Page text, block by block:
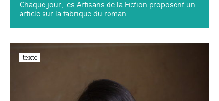
Chaque jour, les Artisans de la Fiction proposent un
article sur la fabrique du roman.
.texte